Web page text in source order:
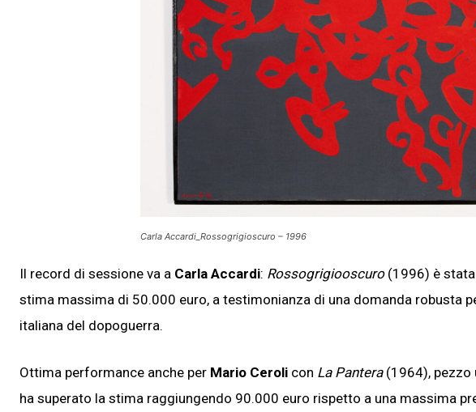
Carla Accardi_Rossogrigioscuro – 1996
Il record di sessione va a Carla Accardi: Rossogrigiooscuro(1996) è stata
stima massima di 50.000 euro, a testimonianza di una domanda robusta
italiana del dopoguerra.
Ottima performance anche per Mario Ceroli con La Pantera(1964), pezzo
ha superato la stima raggiungendo 90.000 euro rispetto a una massima